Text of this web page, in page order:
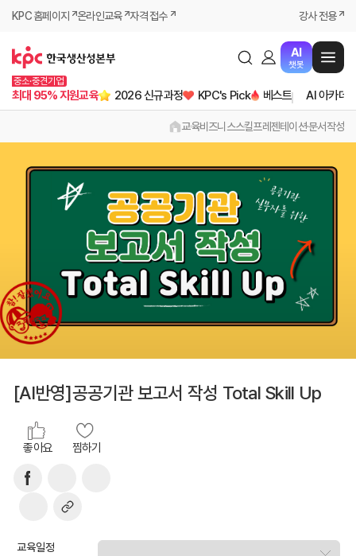
KPC 홈페이지 온라인교육 자격 접수 강사 전용
AI
챗봇
중소·중견기업
최대 95% 지원교육 2026 신규과정 KPC's Pick 베스트 AI 아카데
교육비즈니스스킬프레젠테이션·문서작성
[AI반영]공공기관 보고서 작성 Total Skill Up
좋아요 찜하기
교육일정